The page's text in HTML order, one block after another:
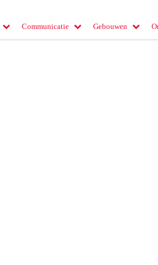
Communicatie Gebouwen